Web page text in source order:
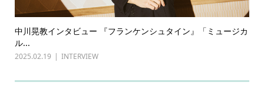
中川晃教インタビュー 『フランケンシュタイン』「ミュージカ
ル...
2025.02.19 INTERVIEW